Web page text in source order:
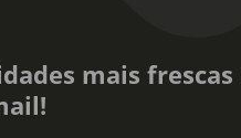
mais frescas